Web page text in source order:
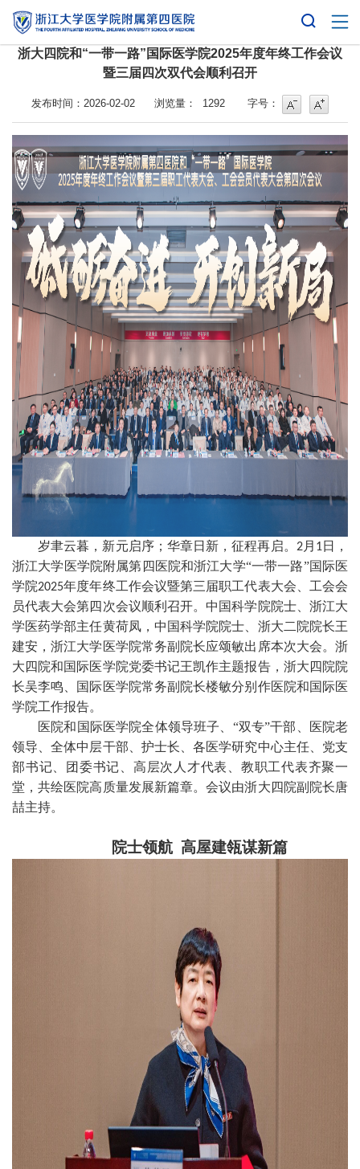
浙大四院和“一带一路”国际医学院2025年度年终工作会议
暨三届四次双代会顺利召开
发布时间：2026-02-02 浏览量： 1292 字号：
字号 字号增大
岁聿云暮，新元启序；华章日新，征程再启。 2月 1日，
浙江大学医学院附属第四医院和浙江大学“一带一路”国际医
学院2025年度年终工作会议暨第三届职工代表大会、工会会
员代表大会第四次会议顺利召开。中国科学院院士、浙江大
学医药学部主任黄荷凤，中国科学院院士、浙大二院院长王
建安，浙江大学医学院常务副院长应颂敏出席本次大会。浙
大四院和国际医学院党委书记王凯作主题报告，浙大四院院
长吴李鸣、国际医学院常务副院长楼敏分别作医院和国际医
学院工作报告。
医院和国际医学院全体领导班子、“双专”干部、医院老
领导、全体中层干部、护士长、各医学研究中心主任、党支
部书记、团委书记、高层次人才代表、教职工代表齐聚一
堂，共绘医院高质量发展新篇章。会议由浙大四院副院长唐
喆主持。
院士领航 高屋建瓴谋新篇